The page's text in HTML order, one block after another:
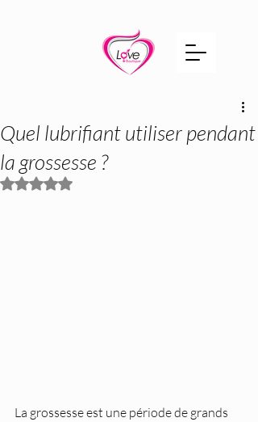
Quel lubrifiant utiliser pendant
la grossesse ?
Noté NaN étoiles sur 5.
La grossesse est une période de grands